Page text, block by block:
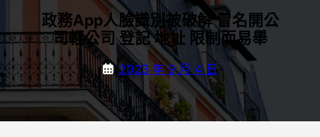
政務App人臉識別被破解 冒名開公
司輕公司 登記 地址 限制而易舉
2023 年 9 月 4 日